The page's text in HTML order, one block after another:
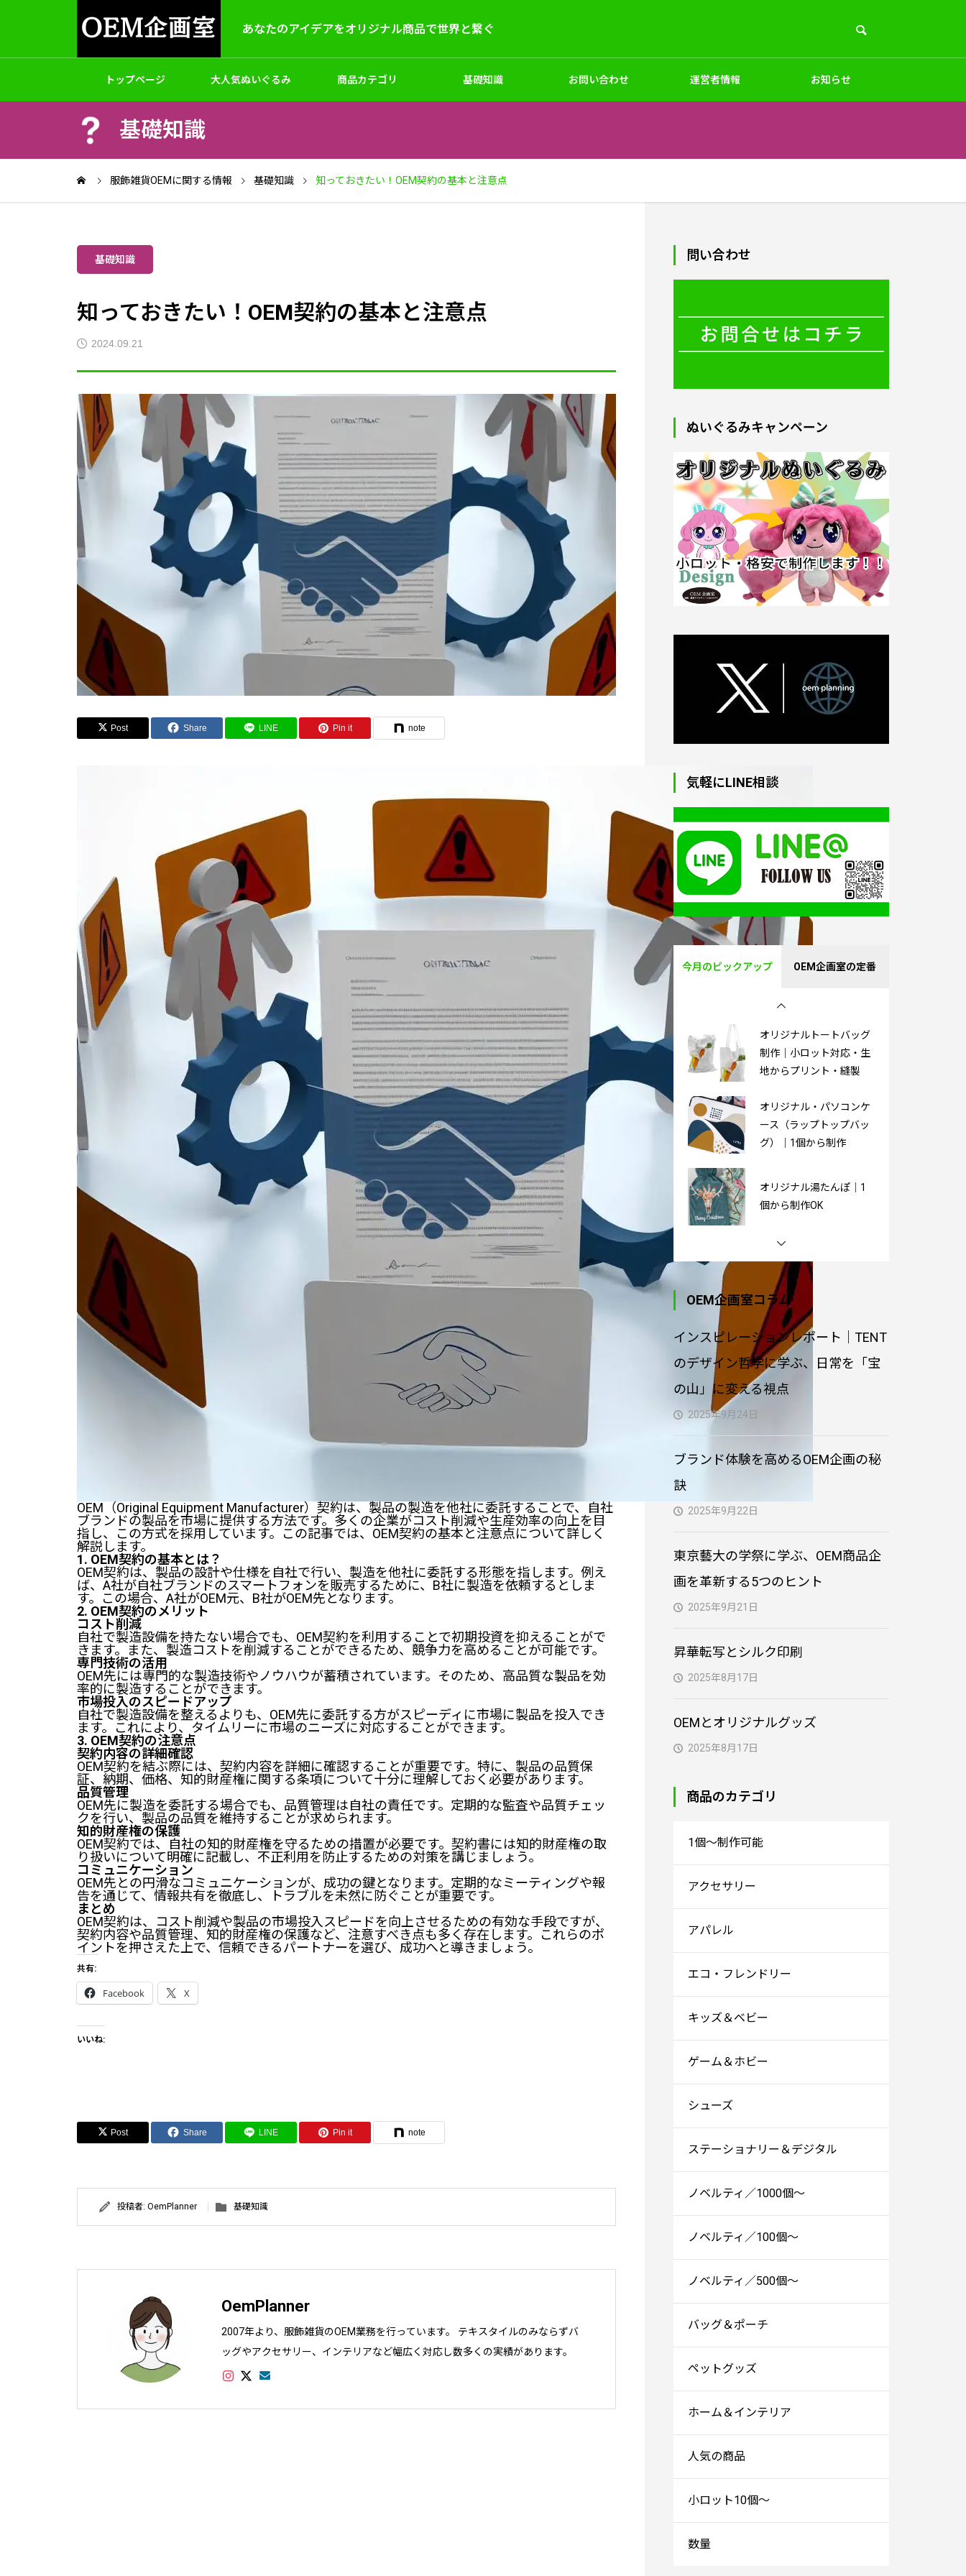
あなたのアイデアをオリジナル商品で世界と繋ぐ
トップページ 大人気ぬいぐるみ 商品カテゴリ 基礎知識 お問い合わせ 運営者情報 お知らせ
アクセサリー バッグ
オリジナルパーカートレーナー制作
｜小ロット対応・生地からプリン
2025.09.05
オリジナルエプロン｜小ロット対応
ロット対応
2025.09.05
OEM＆ODM サンプル試作 デザイン
検品・アセンブリ 輸出入の知識
基礎知識
服飾雑貨OEMに関する情報 基礎知識 知っておきたい！OEM契約の基本と注意点
基礎知識
知っておきたい！OEM契約の基本と注意点
2024.09.21
Post Share LINE Pin it note
OEM（Original Equipment Manufacturer）契約は、製品の製造を他社に委託することで、自社
ブランドの製品を市場に提供する方法です。多くの企業がコスト削減や生産効率の向上を目
指し、この方式を採用しています。この記事では、OEM契約の基本と注意点について詳しく
解説します。
1. OEM契約の基本とは？
OEM契約は、製品の設計や仕様を自社で行い、製造を他社に委託する形態を指します。例え
ば、A社が自社ブランドのスマートフォンを販売するために、B社に製造を依頼するとしま
す。この場合、A社がOEM元、B社がOEM先となります。
2. OEM契約のメリット
コスト削減
自社で製造設備を持たない場合でも、OEM契約を利用することで初期投資を抑えることがで
きます。また、製造コストを削減することができるため、競争力を高めることが可能です。
専門技術の活用
OEM先には専門的な製造技術やノウハウが蓄積されています。そのため、高品質な製品を効
率的に製造することができます。
市場投入のスピードアップ
自社で製造設備を整えるよりも、OEM先に委託する方がスピーディに市場に製品を投入でき
ます。これにより、タイムリーに市場のニーズに対応することができます。
3. OEM契約の注意点
契約内容の詳細確認
OEM契約を結ぶ際には、契約内容を詳細に確認することが重要です。特に、製品の品質保
証、納期、価格、知的財産権に関する条項について十分に理解しておく必要があります。
品質管理
OEM先に製造を委託する場合でも、品質管理は自社の責任です。定期的な監査や品質チェッ
クを行い、製品の品質を維持することが求められます。
知的財産権の保護
OEM契約では、自社の知的財産権を守るための措置が必要です。契約書には知的財産権の取
り扱いについて明確に記載し、不正利用を防止するための対策を講じましょう。
コミュニケーション
OEM先との円滑なコミュニケーションが、成功の鍵となります。定期的なミーティングや報
告を通じて、情報共有を徹底し、トラブルを未然に防ぐことが重要です。
まとめ
OEM契約は、コスト削減や製品の市場投入スピードを向上させるための有効な手段ですが、
契約内容や品質管理、知的財産権の保護など、注意すべき点も多く存在します。これらのポ
イントを押さえた上で、信頼できるパートナーを選び、成功へと導きましょう。
共有:
Facebook X
いいね:
Post Share LINE Pin it note
投稿者: OemPlanner 基礎知識
OemPlanner
2007年より、服飾雑貨のOEM業務を行っています。 テキスタイルのみならずバ
ッグやアクセサリー、インテリアなど幅広く対応し数多くの実績があります。
問い合わせ
ぬいぐるみキャンペーン
気軽にLINE相談
今月のピックアップ OEM企画室の定番
オリジナルトートバッグ
制作｜小ロット対応・生
地からプリント・縫製
オリジナル・パソコンケ
グ）｜1個から制作
オリジナル湯たんぽ｜1
個から制作OK
PVC製3Dキーホルダー｜
オリジナル制作
オリジナル型クッション
オリジナルトートバッグ
制作｜小ロット対応・生
地からプリント・縫製
オリジナル・パソコンケ
ース（ラップトップバッ
グ）｜1個から制作
オリジナル湯たんぽ｜1
個から制作OK
オリジナル制作
オリジナル型クッション
制作｜小ロット対応・生
地からプリント・縫製
オリジナルトートバッグ
OEM企画室コラム
インスピレーションレポート｜TENT
のデザイン哲学に学ぶ、日常を「宝
の山」に変える視点
2025年9月24日
ブランド体験を高めるOEM企画の秘
訣
2025年9月22日
東京藝大の学祭に学ぶ、OEM商品企
画を革新する5つのヒント
2025年9月21日
昇華転写とシルク印刷
2025年8月17日
OEMとオリジナルグッズ
2025年8月17日
商品のカテゴリ
1個～制作可能
アクセサリー
アパレル
エコ・フレンドリー
キッズ＆ベビー
ゲーム＆ホビー
シューズ
ステーショナリー＆デジタル
ノベルティ／1000個～
ノベルティ／100個～
ノベルティ／500個～
バッグ＆ポーチ
ペットグッズ
ホーム＆インテリア
人気の商品
小ロット10個～
数量